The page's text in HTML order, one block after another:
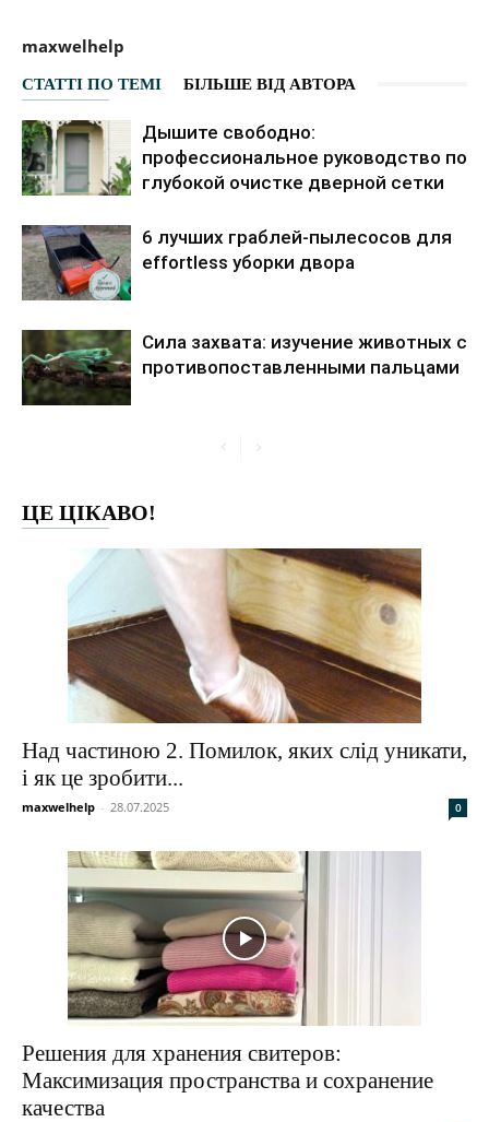
maxwelhelp
СТАТТІ ПО ТЕМІ БІЛЬШЕ ВІД АВТОРА
Дышите свободно:
профессиональное руководство по
глубокой очистке дверной сетки
6 лучших граблей-пылесосов для
effortless уборки двора
Сила захвата: изучение животных с
противопоставленными пальцами
ЦЕ ЦІКАВО!
Над частиною 2. Помилок, яких слід уникати,
і як це зробити...
maxwelhelp - 28.07.2025 0
Решения для хранения свитеров:
Максимизация пространства и сохранение
качества